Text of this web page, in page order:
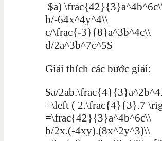
$a)
b/-64x^4y^4\\
c/\frac{-3}{8}a^3b^4c\\
d/2a^3b^7c^5$
Giải thích các bước giải:
$a/
=\left ( 2.\frac{4}{3}.7
=\frac{42}{3}a^4b^6c\\
b/2x.(-4xy).(8x^2y^3)\\